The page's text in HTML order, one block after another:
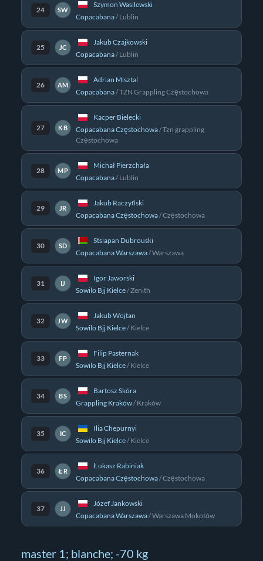
24 SW
Szymon Wasilewski
Copacabana/Lublin
25 JC
Jakub Czajkowski
Copacabana/Lublin
26 AM
Adrian Misztal
Copacabana/TZN Grappling Częstochowa
27 KB
Kacper Bielecki
Copacabana Częstochowa/Tzn grappling
Częstochowa
28 MP
Michał Pierzchała
Copacabana/Lublin
29 JR
Jakub Raczyński
Copacabana Częstochowa/Częstochowa
30 SD
Stsiapan Dubrouski
Copacabana Warszawa/Warszawa
31 IJ
Igor Jaworski
Sowilo Bjj Kielce/Zenith
32 JW
Jakub Wojtan
Sowilo Bjj Kielce/Kielce
33 FP
Filip Pasternak
Sowilo Bjj Kielce/Kielce
34 BS
Bartosz Skóra
Grappling Kraków/Kraków
35 IC
Ilia Chepurnyi
Sowilo Bjj Kielce/Kielce
36 ŁR
Łukasz Rabiniak
Copacabana Częstochowa/Częstochowa
37 JJ
Józef Jankowski
Copacabana Warszawa/Warszawa Mokotów
master 1; blanche; -70 kg